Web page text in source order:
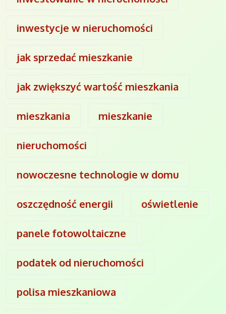
inwestycje w nieruchomości
jak sprzedać mieszkanie
jak zwiększyć wartość mieszkania
mieszkania mieszkanie
nieruchomości
nowoczesne technologie w domu
oszczędność energii oświetlenie
panele fotowoltaiczne
podatek od nieruchomości
polisa mieszkaniowa